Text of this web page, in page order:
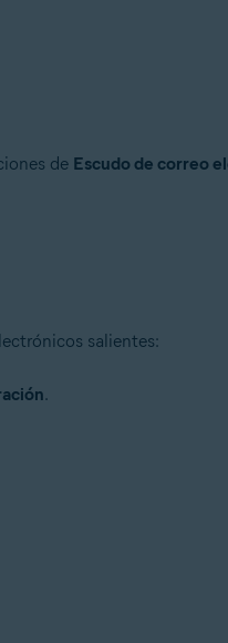
64 bits
Enterprise/Ultimate - Service
de Escudo de correo
salientes:
.